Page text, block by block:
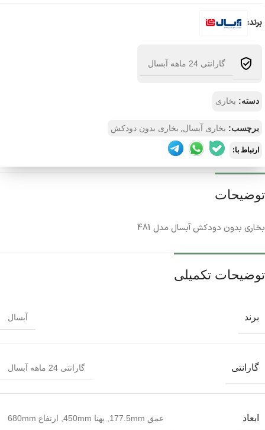
برند:
گارانتی 24 ماهه آبسال
دسته: بخاری
برچسب: بخاری آبسال, بخاری بدون دودکش
ارتباط با:
توضیحات
بخاری بدون دودکش آبسال مدل 481
توضیحات تکمیلی
برند آبسال
گارانتی گارانتی 24 ماهه آبسال
ابعاد عمق 177.5mm پهنا 450mm ارتفاع 680mm